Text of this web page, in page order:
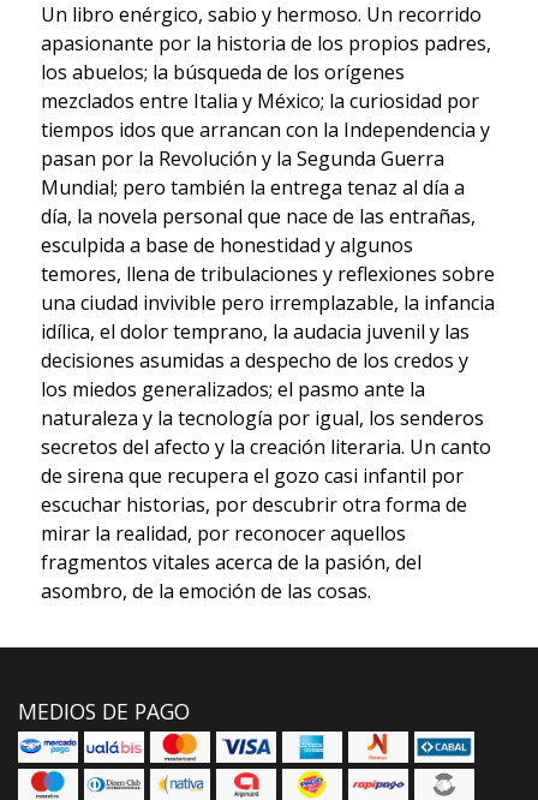
Un libro enérgico, sabio y hermoso. Un recorrido
apasionante por la historia de los propios padres,
los abuelos; la búsqueda de los orígenes
mezclados entre Italia y México; la curiosidad por
tiempos idos que arrancan con la Independencia y
pasan por la Revolución y la Segunda Guerra
Mundial; pero también la entrega tenaz al día a
día, la novela personal que nace de las entrañas,
esculpida a base de honestidad y algunos
temores, llena de tribulaciones y reflexiones sobre
una ciudad invivible pero irremplazable, la infancia
idílica, el dolor temprano, la audacia juvenil y las
decisiones asumidas a despecho de los credos y
los miedos generalizados; el pasmo ante la
naturaleza y la tecnología por igual, los senderos
secretos del afecto y la creación literaria. Un canto
de sirena que recupera el gozo casi infantil por
escuchar historias, por descubrir otra forma de
mirar la realidad, por reconocer aquellos
fragmentos vitales acerca de la pasión, del
asombro, de la emoción de las cosas.
MEDIOS DE PAGO